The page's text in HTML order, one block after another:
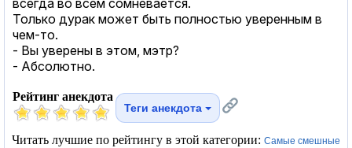
Только дуpак может быть полностью уверенным в
чем-то.
- Вы уверены в этом, мэтр?
- Абсолютно.
Рейтинг анекдота
Теги анекдота
Читать лучшие по рейтингу в этой категории: Самые смешные